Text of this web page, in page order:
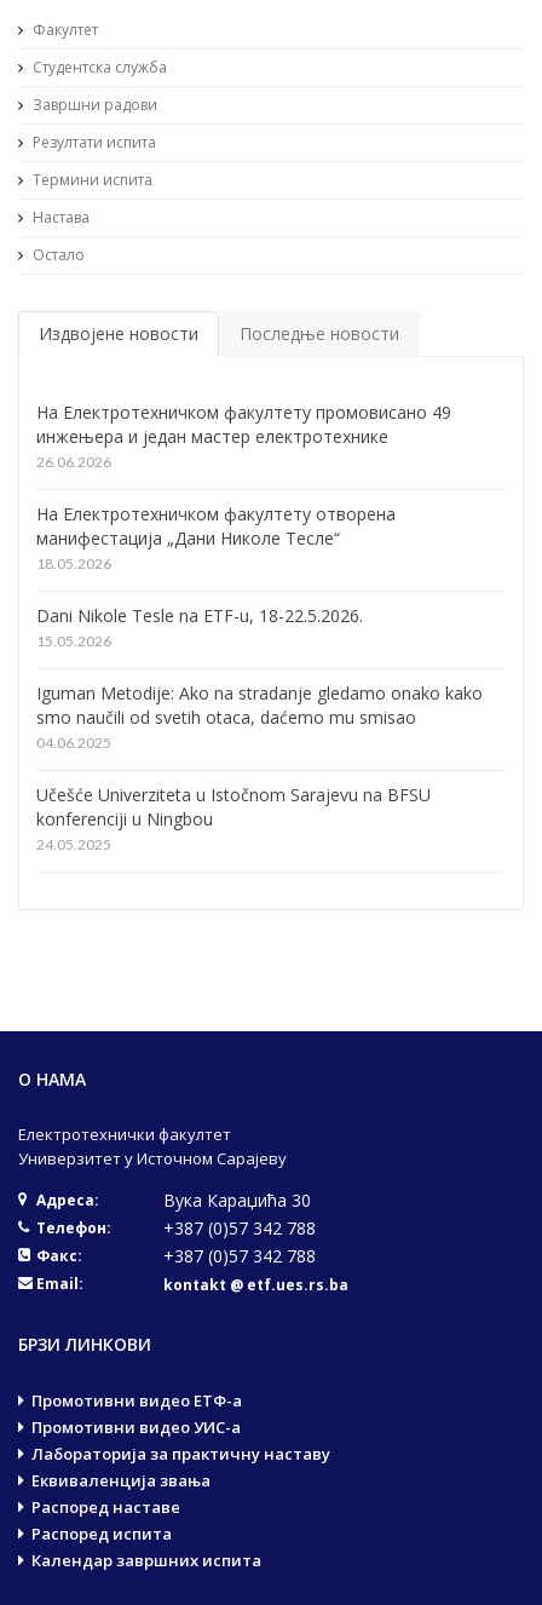
Факултет
Студентска служба
Завршни радови
Резултати испита
Термини испита
Настава
Остало
Издвојене новости Последње новости
На Електротехничком факултету промовисано 49
инжењера и један мастер електротехнике
26.06.2026
На Електротехничком факултету отворена
манифестација „Дани Николе Тесле“
18.05.2026
Dani Nikole Tesle na ETF-u, 18-22.5.2026.
15.05.2026
Iguman Metodije: Ako na stradanje gledamo onako kako
smo naučili od svetih otaca, daćemo mu smisao
04.06.2025
Učešće Univerziteta u Istočnom Sarajevu na BFSU
konferenciji u Ningbou
24.05.2025
О НАМА
Електротехнички факултет
Универзитет у Источном Сарајеву
Адреса: Вука Караџића 30
Телефон: +387 (0)57 342 788
Факс: +387 (0)57 342 788
Email: kontakt @ etf.ues.rs.ba
БРЗИ ЛИНКОВИ
Промотивни видео ЕТФ-а
Промотивни видео УИС-а
Лабораторија за практичну наставу
Еквиваленција звања
Распоред наставе
Распоред испита
Календар завршних испита